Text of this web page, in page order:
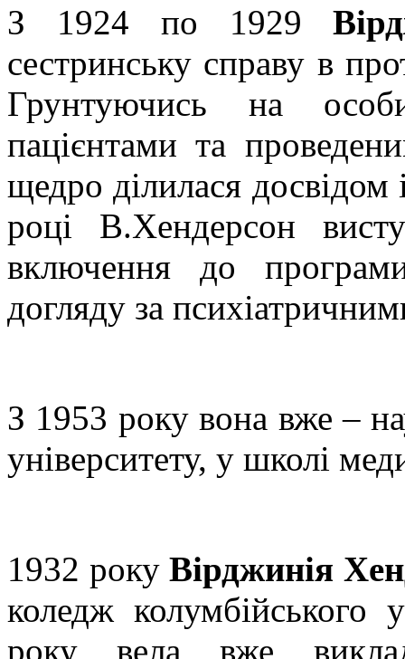
З 1924 по 1929
сестринську справу в
Грунтуючись на
пацієнтами та
щедро ділилася
році В.Хендерсон
включення до
догляду за
З 1953 року вона вже –
університету, у школі
1932 рокуВірджинія
коледж колумбійського
року вела вже